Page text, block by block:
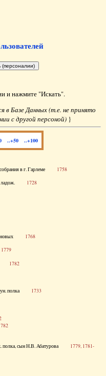
и нажмите "Искать".
в Базе Данных (т.е. не принято
с другой персоной) }
..+50 ..+100
собрания в г. Гарлеме 1758
и ладож. 1728
1768
1779
1782
полка 1733
полка, сын Н.В. Абатурова 1779, 1781-